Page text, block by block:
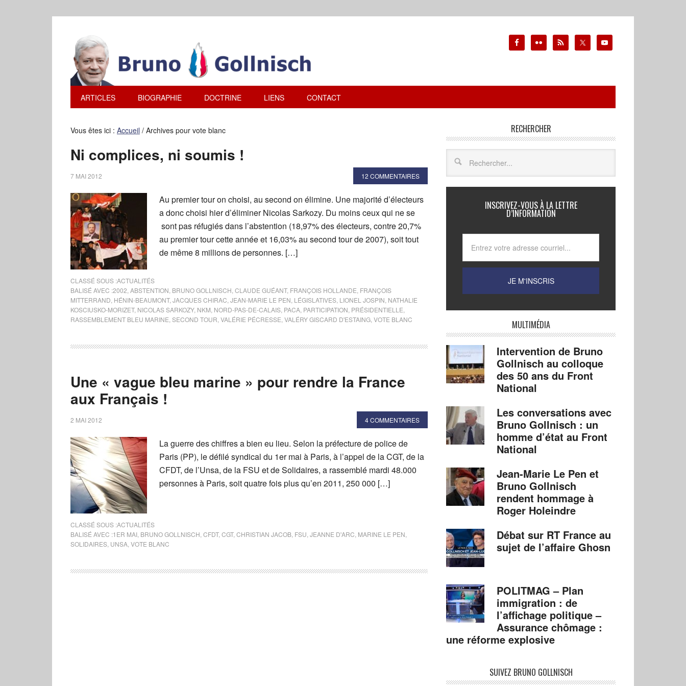
ARTICLES BIOGRAPHIE DOCTRINE LIENS CONTACT
Vous êtes ici : Accueil / Archives pour vote blanc
Ni complices, ni soumis !
7 MAI 2012 12 COMMENTAIRES
Au premier tour on choisi, au second on élimine. Une majorité d’électeurs
a donc choisi hier d’éliminer Nicolas Sarkozy. Du moins ceux qui ne se
sont pas réfugiés dans l’abstention (18,97% des électeurs, contre 20,7%
au premier tour cette année et 16,03% au second tour de 2007), soit tout
de même 8 millions de personnes. […]
CLASSÉ SOUS :ACTUALITÉS
BALISÉ AVEC :2002 ABSTENTION BRUNO GOLLNISCH CLAUDE GUÉANT, FRANÇOIS HOLLANDE FRANÇOIS
MITTERRAND HÉNIN-BEAUMONT, JACQUES CHIRAC JEAN-MARIE LE PEN LÉGISLATIVES LIONEL JOSPIN NATHALIE
KOSCIUSKO-MORIZET, NICOLAS SARKOZY, NKM NORD-PAS-DE-CALAIS PACA PARTICIPATION PRÉSIDENTIELLE
RASSEMBLEMENT BLEU MARINE SECOND TOUR VALÉRIE PÉCRESSE VALÉRY GISCARD D'ESTAING VOTE BLANC
Une « vague bleu marine » pour rendre la France
aux Français !
2 MAI 2012 4 COMMENTAIRES
La guerre des chiffres a bien eu lieu. Selon la préfecture de police de
Paris (PP), le défilé syndical du 1er mai à Paris, à l’appel de la CGT, de la
CFDT, de l’Unsa, de la FSU et de Solidaires, a rassemblé mardi 48.000
personnes à Paris, soit quatre fois plus qu’en 2011, 250 000 […]
CLASSÉ SOUS :ACTUALITÉS
BALISÉ AVEC :1ER MAI BRUNO GOLLNISCH CFDT, CGT, CHRISTIAN JACOB FSU JEANNE D'ARC MARINE LE PEN
SOLIDAIRES UNSA VOTE BLANC
RECHERCHER
INSCRIVEZ-VOUS À LA LETTRE
D’INFORMATION
MULTIMÉDIA
Intervention de Bruno
Gollnisch au colloque
des 50 ans du Front
National
Les conversations avec
Bruno Gollnisch : un
homme d’état au Front
National
Jean-Marie Le Pen et
Bruno Gollnisch
rendent hommage à
Roger Holeindre
Débat sur RT France au
sujet de l’affaire Ghosn
POLITMAG – Plan
immigration : de
l’affichage politique –
Assurance chômage :
une réforme explosive
SUIVEZ BRUNO GOLLNISCH